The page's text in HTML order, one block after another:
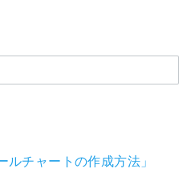
チャートの作成方法」